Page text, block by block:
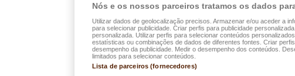
Montante anual de poupança *
Com que frequência será pago o seu
anual
Nós e os nossos parceiros tratamos os dados
Utilizar dados de geolocalização precisos. Armazenar e/ou aceder a
para selecionar publicidade. Criar perfis para publicidade
personalizada. Utilizar perfis para selecionar conteúdos
estatísticas ou combinações de dados de diferentes fontes. Criar
desempenho da publicidade. Medir o desempenho dos conteúdos.
limitados para selecionar conteúdos.
Lista de parceiros (fornecedores)